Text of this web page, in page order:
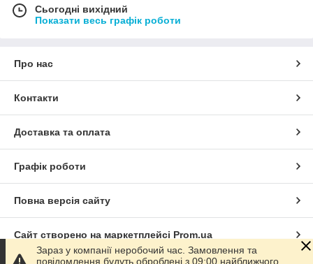
Сьогодні вихідний
Показати весь графік роботи
Про нас
Контакти
Доставка та оплата
Графік роботи
Повна версія сайту
Сайт створено на маркетплейсі Prom.ua
Зараз у компанії неробочий час. Замовлення та
повідомлення будуть оброблені з 09:00 найближчого